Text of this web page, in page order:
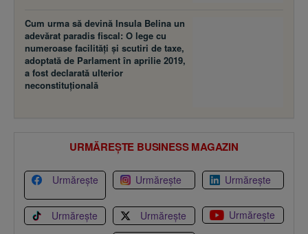
Cum urma să devină Insula Belina un
adevărat paradis fiscal: O lege cu
numeroase facilităţi şi scutiri de taxe,
adoptată de Parlament în aprilie 2019,
a fost declarată ulterior
neconstituţională
URMĂREȘTE BUSINESS MAGAZIN
Urmărește Urmărește Urmărește
Urmărește Urmărește
Urmărește